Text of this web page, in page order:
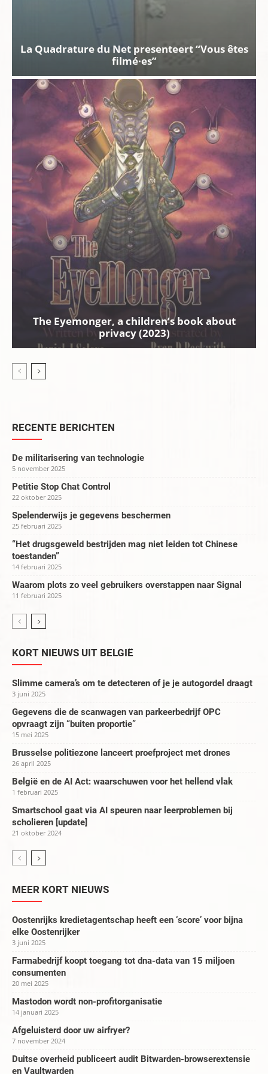
La Quadrature du Net presenteert “Vous êtes
filmé·es”
The Eyemonger, a children’s book about
privacy (2023)
RECENTE BERICHTEN
De militarisering van technologie
5 november 2025
Petitie Stop Chat Control
22 oktober 2025
Spelenderwijs je gegevens beschermen
25 februari 2025
“Het drugsgeweld bestrijden mag niet leiden tot Chinese
toestanden”
14 februari 2025
Waarom plots zo veel gebruikers overstappen naar Signal
11 februari 2025
KORT NIEUWS UIT BELGIË
Slimme camera’s om te detecteren of je je autogordel draagt
3 juni 2025
Gegevens die de scanwagen van parkeerbedrijf OPC
opvraagt zijn “buiten proportie”
15 mei 2025
Brusselse politiezone lanceert proefproject met drones
26 april 2025
België en de AI Act: waarschuwen voor het hellend vlak
1 februari 2025
Smartschool gaat via AI speuren naar leerproblemen bij
scholieren [update]
21 oktober 2024
MEER KORT NIEUWS
Oostenrijks kredietagentschap heeft een ‘score’ voor bijna
elke Oostenrijker
3 juni 2025
Farmabedrijf koopt toegang tot dna-data van 15 miljoen
consumenten
20 mei 2025
Mastodon wordt non-profitorganisatie
14 januari 2025
Afgeluisterd door uw airfryer?
7 november 2024
Duitse overheid publiceert audit Bitwarden-browserextensie
en Vaultwarden